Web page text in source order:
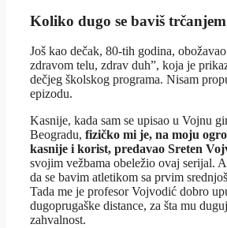
Koliko dugo se baviš
Još kao dečak, 80-tih godina,
zdravom telu, zdrav duh”, koja je
dečjeg školskog programa. Nisam
epizodu.
Kasnije, kada sam se upisao u Vojnu
Beogradu, fizičko mi je, na moju
kasnije i korist, predavao Sreten
svojim vežbama obeležio ovaj serijal.
da se bavim atletikom sa prvim
Tada me je profesor Vojvodić dobro
dugoprugaške distance, za šta mu
zahvalnost.